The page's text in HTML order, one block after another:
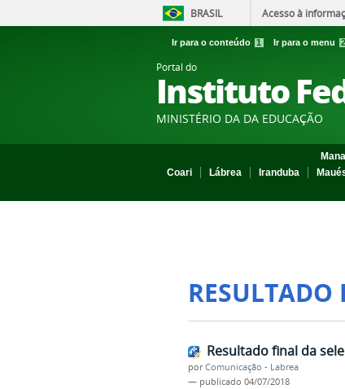
BRASIL Acesso à
Ir para o conteúdo 1 Ir para o menu 2
Portal do
Instituto
MINISTÉRIO DA DA EDUCAÇÃO
Coari
Lábrea Iranduba
RESULTADO
Resultado final da
porComunicação - Labrea
— publicado 04/07/2018